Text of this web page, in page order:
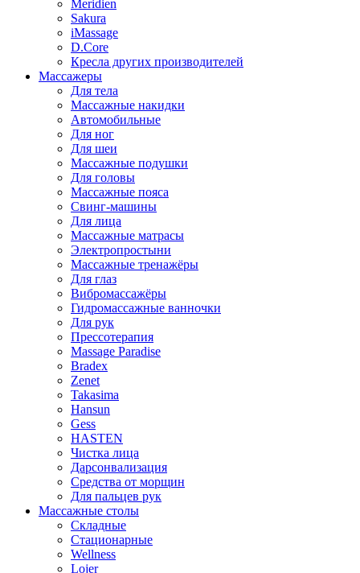
Meridien
Sakura
iMassage
D.Core
Кресла других производителей
Массажеры
Для тела
Массажные накидки
Автомобильные
Для ног
Для шеи
Массажные подушки
Для головы
Массажные пояса
Свинг-машины
Для лица
Массажные матрасы
Электропростыни
Массажные тренажёры
Для глаз
Вибромассажёры
Гидромассажные ванночки
Для рук
Прессотерапия
Massage Paradise
Bradex
Zenet
Takasima
Hansun
Gess
HASTEN
Чистка лица
Дарсонвализация
Средства от морщин
Для пальцев рук
Массажные столы
Складные
Стационарные
Wellness
Lojer